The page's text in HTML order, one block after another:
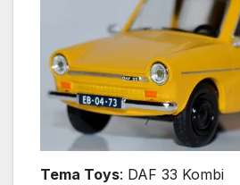
Tema Toys: DAF 33 Kombi